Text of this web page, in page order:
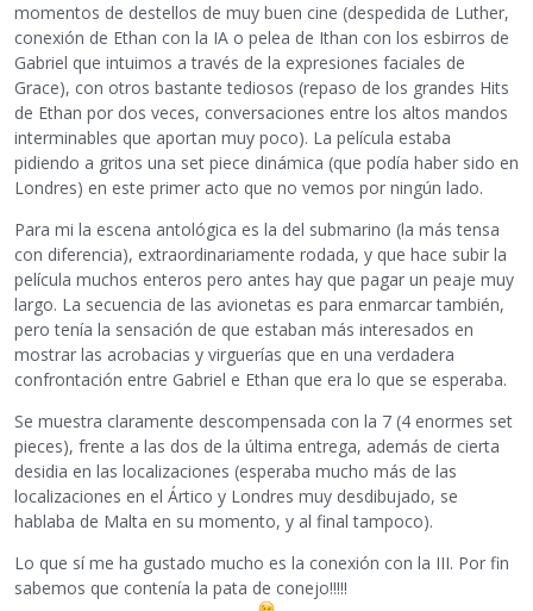
momentos de destellos de muy buen cine (despedida de Luther,
conexión de Ethan con la IA o pelea de Ithan con los esbirros de
Gabriel que intuimos a través de la expresiones faciales de
Grace), con otros bastante tediosos (repaso de los grandes Hits
de Ethan por dos veces, conversaciones entre los altos mandos
interminables que aportan muy poco). La película estaba
pidiendo a gritos una set piece dinámica (que podía haber sido en
Londres) en este primer acto que no vemos por ningún lado.
Para mi la escena antológica es la del submarino (la más tensa
con diferencia), extraordinariamente rodada, y que hace subir la
película muchos enteros pero antes hay que pagar un peaje muy
largo. La secuencia de las avionetas es para enmarcar también,
pero tenía la sensación de que estaban más interesados en
mostrar las acrobacias y virguerías que en una verdadera
confrontación entre Gabriel e Ethan que era lo que se esperaba.
Se muestra claramente descompensada con la 7 (4 enormes set
pieces), frente a las dos de la última entrega, además de cierta
desidia en las localizaciones (esperaba mucho más de las
localizaciones en el Ártico y Londres muy desdibujado, se
hablaba de Malta en su momento, y al final tampoco).
Lo que sí me ha gustado mucho es la conexión con la III. Por fin
sabemos que contenía la pata de conejo!!!!!